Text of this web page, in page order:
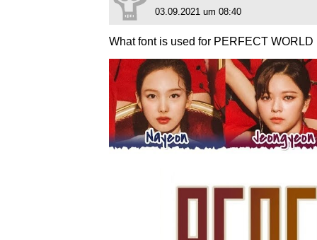
03.09.2021 um 08:40
What font is used for PERFECT WORLD